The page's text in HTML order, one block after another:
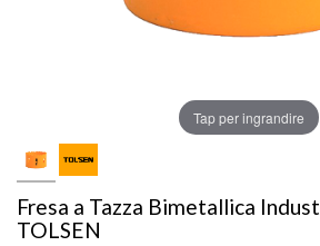
Sicurezza
Scale e trabattelli
Prodotti PET
Tap per ingrandire
Fresa a Tazza Bimetallica
TOLSEN